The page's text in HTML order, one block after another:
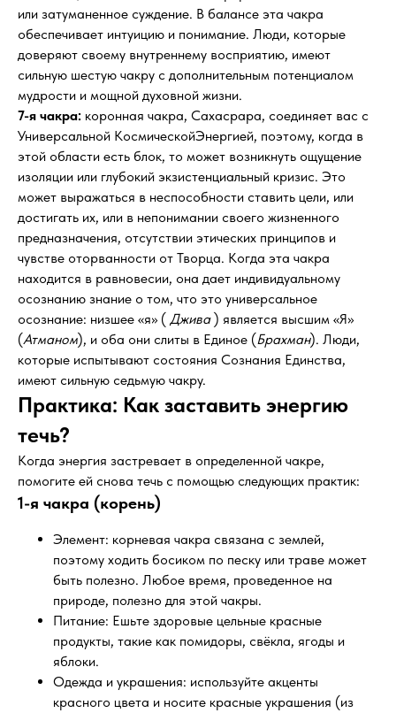
или затуманенное суждение. В балансе эта чакра
обеспечивает интуицию и понимание. Люди, которые
доверяют своему внутреннему восприятию, имеют
сильную шестую чакру с дополнительным потенциалом
мудрости и мощной духовной жизни.
7-я чакра: коронная чакра, Сахасрара, соединяет вас с
Универсальной КосмическойЭнергией, поэтому, когда в
этой области есть блок, то может возникнуть ощущение
изоляции или глубокий экзистенциальный кризис. Это
может выражаться в неспособности ставить цели, или
достигать их, или в непонимании своего жизненного
предназначения, отсутствии этических принципов и
чувстве оторванности от Творца. Когда эта чакра
находится в равновесии, она дает индивидуальному
осознанию знание о том, что это универсальное
осознание: низшее «я» ( Джива) является высшим «Я»
(Атманом), и оба они слиты в Единое (Брахман). Люди,
которые испытывают состояния Сознания Единства,
имеют сильную седьмую чакру.
Практика: Как заставить энергию
течь?
Когда энергия застревает в определенной чакре,
помогите ей снова течь с помощью следующих практик:
1-я чакра (корень)
Элемент: корневая чакра связана с землей,
поэтому ходить босиком по песку или траве может
быть полезно. Любое время, проведенное на
природе, полезно для этой чакры.
Питание: Ешьте здоровые цельные красные
продукты, такие как помидоры, свёкла, ягоды и
яблоки.
Одежда и украшения: используйте акценты
красного цвета и носите красные украшения (из